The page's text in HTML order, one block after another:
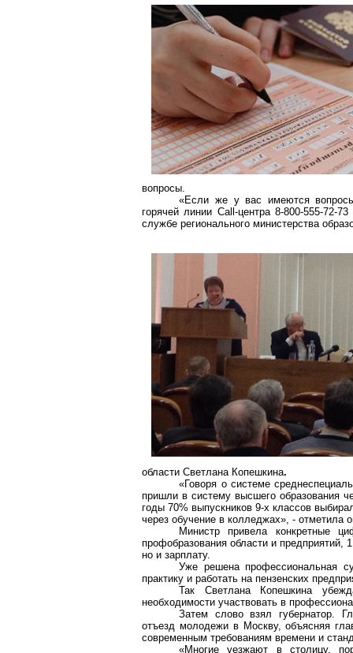
вопросы.
«Если же у вас имеются
горячей линии Call-центра 8-800-555-72-
службе регионального министерства
области Светлана Копешкина.
«Говоря о системе
пришли в систему высшего образования
годы 70% выпускников 9-х классов
через обучение в колледжах», - отметила
Министр привела конкретные
профобразования области и предприятий,
но и зарплату.
Уже решена профессиональная
практику и работать на пензенских
Так Светлана Копешкина
необходимости участвовать в
Затем слово взял губернатор.
отъезд молодежи в Москву, объясняя
современным требованиям времени и
«Многие уезжают в столицу,